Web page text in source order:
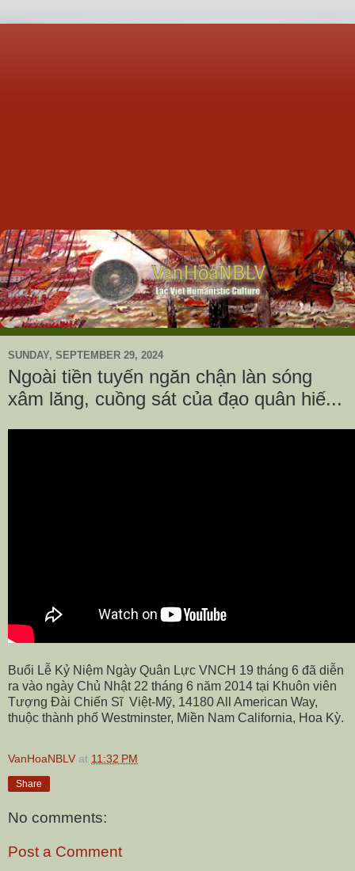
SUNDAY, SEPTEMBER 29, 2024
Ngoài tiền tuyến ngăn chận làn sóng
xâm lăng, cuồng sát của đạo quân hiế...
Buổi Lễ Kỷ Niệm Ngày Quân Lực VNCH 19 tháng 6 đã diễn
ra vào ngày Chủ Nhật 22 tháng 6 năm 2014 tại Khuôn viên
Tượng Đài Chiến Sĩ Việt-Mỹ, 14180 All American Way,
thuộc thành phố Westminster, Miền Nam California, Hoa Kỳ.
VanHoaNBLV at 11:32 PM
Share
No comments:
Post a Comment